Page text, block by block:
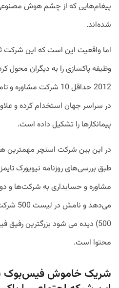
پیغام‌هایی که از چشم هوش
شده‌اند.
اما واقعیت این است که این شرکت
وظیفه پاکسازی را به دیگران
2012 حداقل 10 شرکت
در سراسر جهان استخدام کرده و
پیمانکار‌ها را تشکیل داده است.
در این بین شرکت اسنچر مهمترین
طبق بررسی‌های روزنامه نیویورک
مشاوره و حسابداری به شرکت‌ها و
500) دیده می شود بزرگترین
محتوا است.